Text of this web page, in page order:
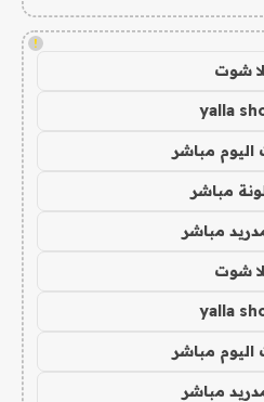
!
شوت
yalla
اليوم مباشر
مباشر
مباشر
شوت
yalla
اليوم مباشر
مباشر